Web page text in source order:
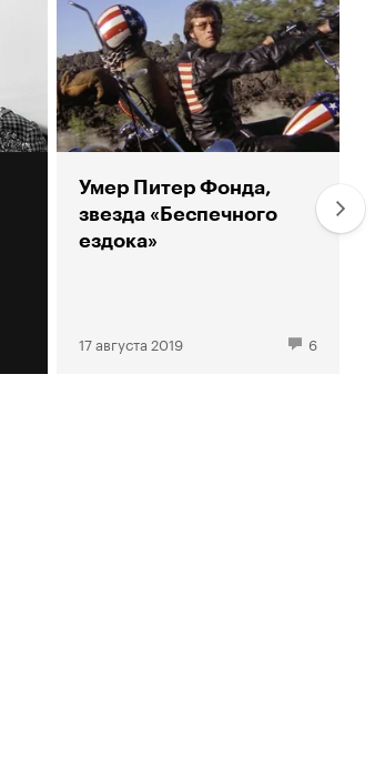
Умер Питер Фонда,
звезда «Беспечного
ездока»
17 августа 2019 6